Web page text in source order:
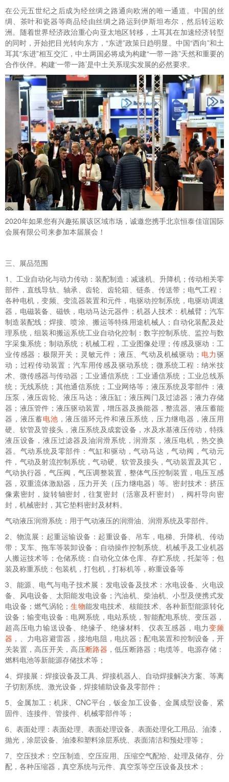
在公元五世纪之后成为经丝绸之路通向欧洲的唯一通道。中国的丝
绸、茶叶和瓷器等商品经由丝绸之路运到伊斯坦布尔，然后转运欧
洲。随着世界经济政治重心向亚太地区转移，土耳其在加速经济转型
的同时，开始把目光转向东方，“东进”政策日趋明显。中国“西向”和土
耳其“东进”相互交汇，中土两国必将成为构建“一带一路”天然和重要的
合作伙伴。构建‘一带一路’是中土关系现实发展的必然要求。
2020年如果您有兴趣拓展该区域市场，诚邀您携手北京恒泰佳谊国际
会展有限公司来参加本届展会！
三、展品范围
1、工业自动化与动力传动：装配制造：减速机、升降机；传动相关零
部件，直线导轨、轴承、齿轮、齿轮箱、链条、传送带；电气工程：
各种电机，变频、变流器装置和元件，电驱动控制系统，电驱动调速
器，电磁装备、磁铁，电动马达元器件；机器人技术：机械臂；汽车
制造装配线；焊接、喷涂、搬运等特殊用途机械人；自动化装配及处
理系统，组装和搬运系统工业自动化控制：数字控制系统、监控与数
字采集系统；制动系统；机械工程，工业图像处理；传感及驱动：工
业传感器；极限开关；灵敏元件；液压、气动及机械驱动； 电力驱
动；过程传动装置；汽车用传感及驱动系统；微系统工程：纳米技
术、微传感器与传动器；工业通信系统：工业通信系统；工业总线系
统；无线系统；其他通信系统；工业网络等；液压系统及零部件：液
压泵，液压齿轮、液压马达；液压缸；液压阀门及过滤器；液力存储
器；液压管件；液压驱动装置，增压器及换能器，整流器、液压蓄能
器，液压蓄电池 ，液压循环元件和液压系统，压力继电器，液压用
硬、软管及管接头，液压系统及成套设备，水及水基液压传动，特殊
液压设备，液压过滤器及油润滑系统，润滑泵，液压电机，热交换
器。气动系统及零部件：气缸和驱动，气动马达，气动阀，气动元
件，气动及射流控制系统，气动硬、软管及接头，气动装置及其它，
气动执行器，气压阀，气压调整装置，整体气压控制装置，电压互感
器，双重流体激励器，压力开关（压力继电器）等。密封技术：挤压
像素密封，旋转轴密封，往复密封（活塞及杆密封），阀杆导向密
封，机械密封，其它垫料密封及材料。
气动液压润滑系统：用于气动液压的润滑油、润滑系统及零部件。
2、物流展：起重运输设备：起重设备、吊车，电梯、升降机、传动
带；叉车、拖车等装卸设备；自动操作控制系统、机械手及工业机器
人搬运技术等；仓储系统：自动化立体仓库、存贮系统，托架等；包
装及称重系统：包装机，打包机，打标机等，称重设备等
3、能源、电气与电子技术展：发电设备及技术：水电设备、火电设
备、风电设备、太阳能发电设备；汽油机、柴油机、小型及便携式发
电设备；燃气涡轮；生物能发电技术、核能技术、各种新型能源转化
设备；输变电设备：电网系统，电站系统，智能配电系统、变压器，
超高压电力输送设备、绝缘子、绝缘材料、仪表互感器，电力变频
器 ，、力电容避雷器，接地电阻，电抗器；配电装置和控制设备，开
关装置，高压开关，高压断路器 ，低压断路器；电缆等。电源存储：
燃料电池等新能源存储技术等；
4、焊接展：焊接设备及工具、焊接机器人、自动焊接解决方案、等离
子切割系统、激光设备，焊接辅助设备及零部件；
5、金属加工：机床、CNC平台，钣金加工设备、金属成型设备、紧
固件、连接件、管接件、机械零部件等；
6、表面处理：表面处理、表面处理设备、表面处理化工用品、油漆，
抛光，涂层设备、油漆和塑料涂层系统、表面清洁和预处理等；
7、空压技术：空压制造、空压应用、压缩空气配给、处理及储存、分
配，各种压缩器，真空系统与元件、真空泵等空压设备及技术；